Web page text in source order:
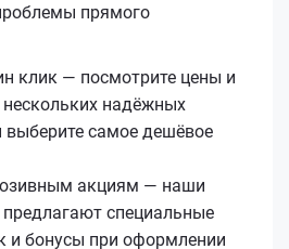
прямого
клик — посмотрите цены и
нескольких надёжных
выберите самое дешёвое
акциям — наши
специальные
и бонусы при оформлении